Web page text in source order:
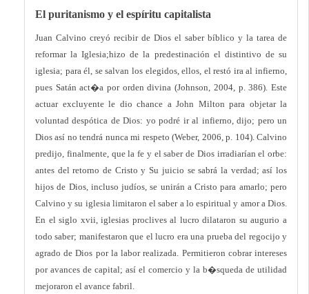
El puritanismo y el espíritu capitalista
Juan Calvino creyó recibir de Dios el saber bíblico y la tarea de
reformar la Iglesia;hizo de la predestinación el distintivo de su
iglesia; para él, se salvan los elegidos, ellos, el restó ira al infierno,
pues Satán act�a por orden divina (Johnson, 2004, p. 386). Este
actuar excluyente le dio chance a John Milton para objetar la
voluntad despótica de Dios: yo podré ir al infierno, dijo; pero un
Dios así no tendrá nunca mi respeto (Weber, 2006, p. 104). Calvino
predijo, finalmente, que la fe y el saber de Dios irradiarían el orbe:
antes del retorno de Cristo y Su juicio se sabrá la verdad; así los
hijos de Dios, incluso judíos, se unirán a Cristo para amarlo; pero
Calvino y su iglesia limitaron el saber a lo espiritual y amor a Dios.
En el siglo xvii, iglesias proclives al lucro dilataron su augurio a
todo saber; manifestaron que el lucro era una prueba del regocijo y
agrado de Dios por la labor realizada. Permitieron cobrar intereses
por avances de capital; así el comercio y la b�squeda de utilidad
mejoraron el avance fabril.